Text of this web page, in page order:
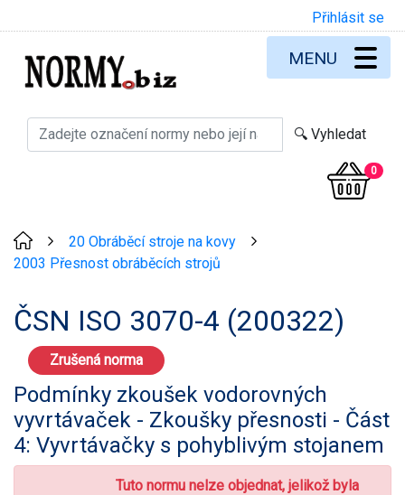
Přihlásit se
0
MENU
20 Obráběcí stroje na kovy
2003 Přesnost obráběcích strojů
ČSN ISO 3070-4 (200322)
Zrušená norma
Podmínky zkoušek vodorovných
vyvrtávaček - Zkoušky přesnosti - Část
4: Vyvrtávačky s pohyblivým stojanem
Tuto normu nelze objednat, jelikož byla